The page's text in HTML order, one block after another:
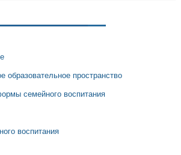
образовательное пространство
семейного воспитания
воспитания